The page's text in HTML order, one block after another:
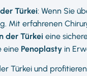
Türkei: Wenn Sie
Mit erfahrenen
der Türkei eine
eine Penoplasty in
Türkei und